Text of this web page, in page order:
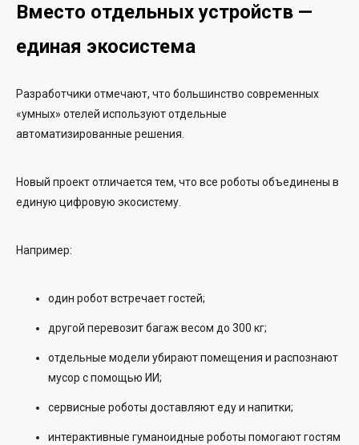
Вместо отдельных устройств —
единая экосистема
Разработчики отмечают, что большинство современных
«умных» отелей используют отдельные
автоматизированные решения.
Новый проект отличается тем, что все роботы объединены в
единую цифровую экосистему.
Например:
один робот встречает гостей;
другой перевозит багаж весом до 300 кг;
отдельные модели убирают помещения и распознают
мусор с помощью ИИ;
сервисные роботы доставляют еду и напитки;
интерактивные гуманоидные роботы помогают гостям